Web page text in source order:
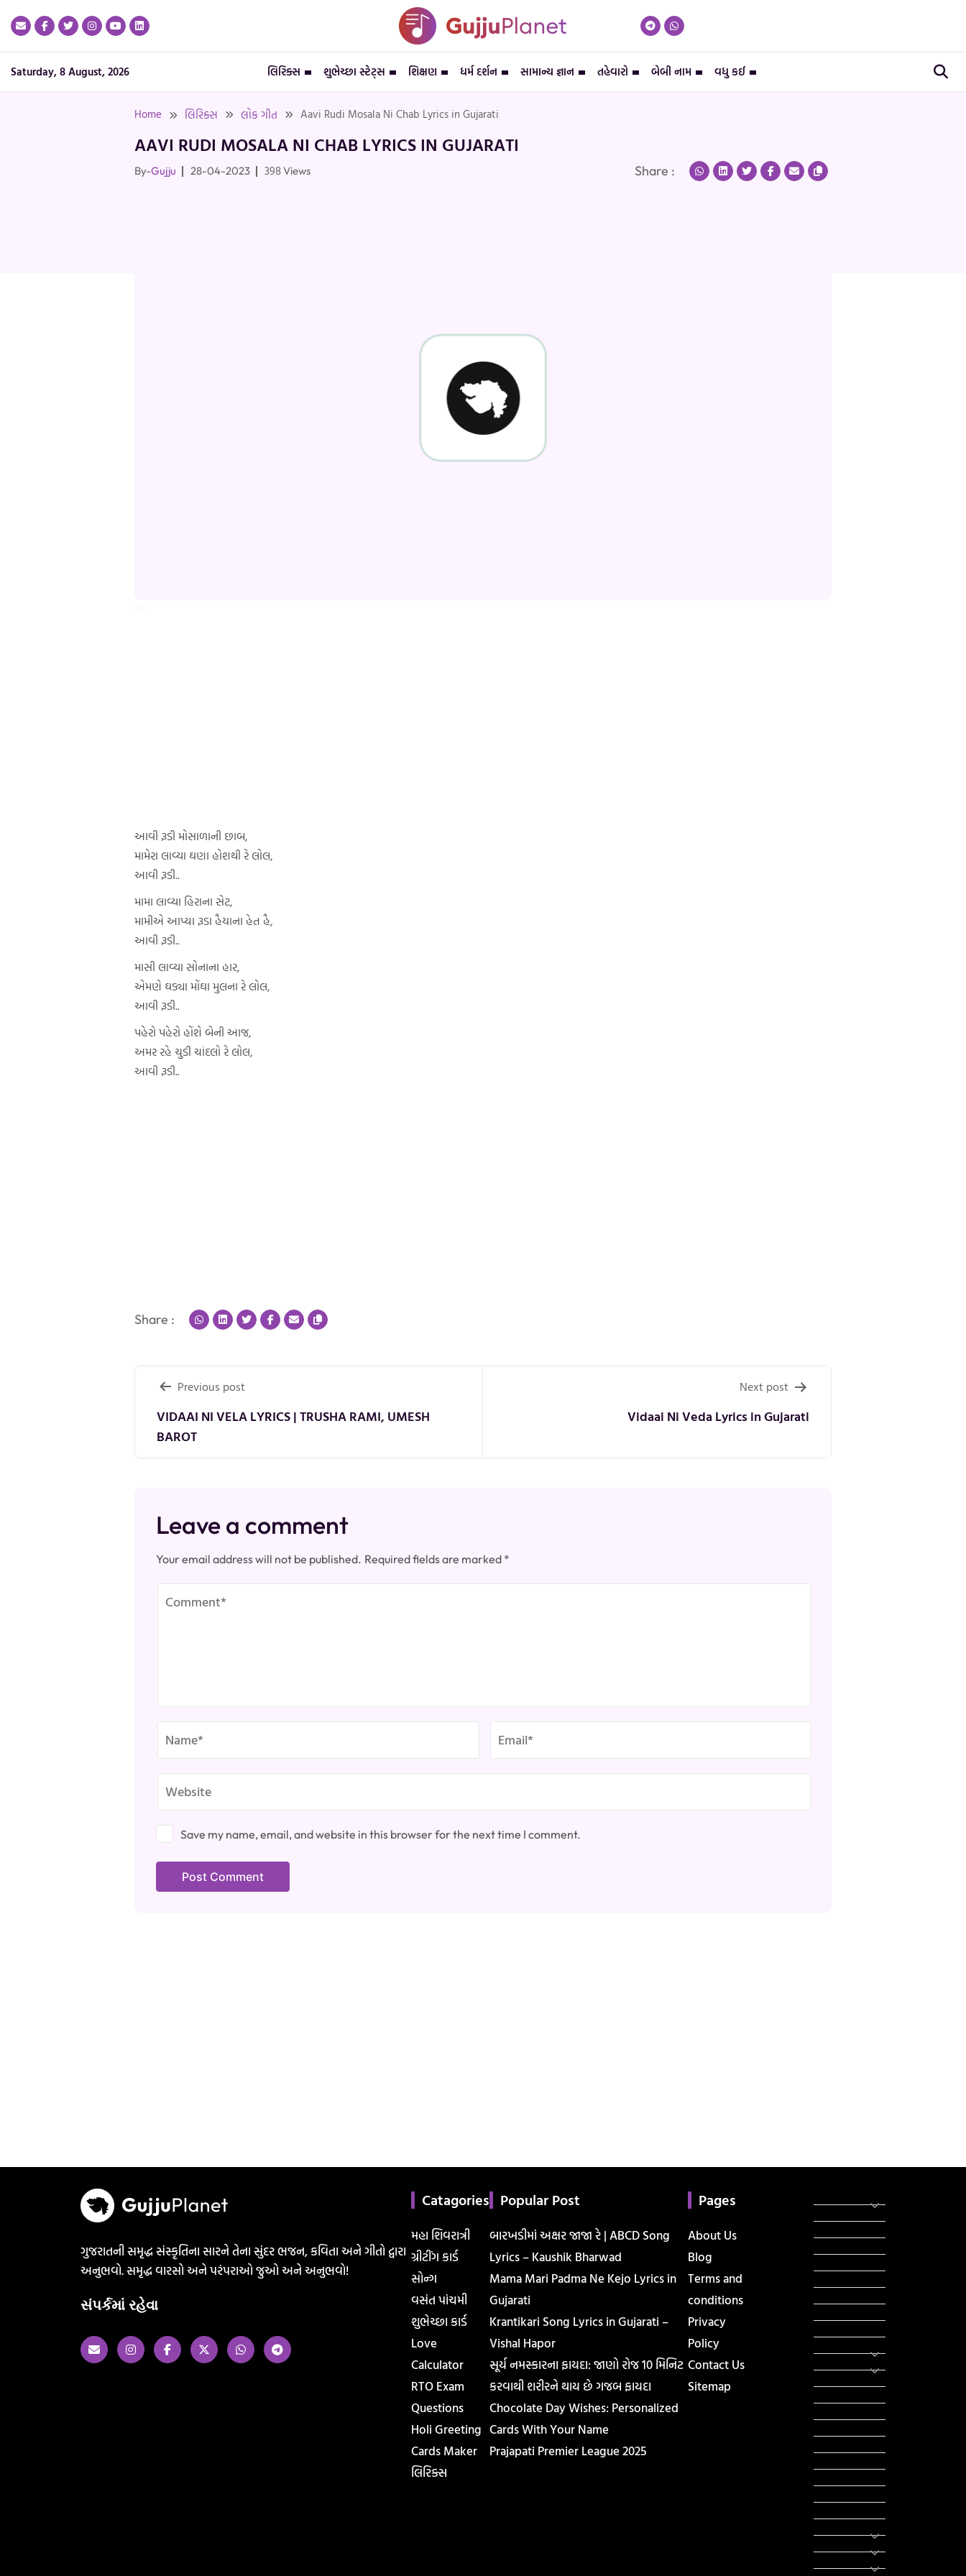
Saturday, 8 August, 2026 લિરિક્સ શુભેચ્છા સ્ટેટ્સ શિક્ષણ ધર્મ દર્શન સામાન્ય જ્ઞાન તહેવારો બેબી નામ વધુ કઈ
Home લિરિક્સ લોક ગીત Aavi Rudi Mosala Ni Chab Lyrics in Gujarati
AAVI RUDI MOSALA NI CHAB LYRICS IN GUJARATI
By-Gujju 28-04-2023 398Views Share :
આવી રૂડી મોસાળાની છાબ,
મામેરા લાવ્યા ઘણા હોશથી રે લોલ,
આવી રૂડી..
મામા લાવ્યા હિરાના સેટ,
મામીએ આપ્યા રૂડા હૈયાના હેત હૈ,
આવી રૂડી..
માસી લાવ્યા સોનાના હાર,
એમણે ઘડ્યા મોંઘા મુલના રે લોલ,
આવી રૂડી..
પહેરો પહેરો હોંશે બેની આજ,
અમર રહે ચુડી ચાંદલો રે લોલ,
આવી રૂડી..
Share :
Post
navigation
Previous post
VIDAAI NI VELA LYRICS | TRUSHA RAMI, UMESH
BAROT
Next post
Vidaai Ni Veda Lyrics in Gujarati
Leave a comment
Your email address will not be published. Required fields are marked *
Save my name, email, and website in this browser for the next time I comment.
ગુજરાતની સમૃદ્ધ સંસ્કૃતિના સારને તેના સુંદર ભજન, કવિતા અને ગીતો દ્વારા
અનુભવો. સમૃદ્ધ વારસો અને પરંપરાઓ જુઓ અને અનુભવો!
સંપર્કમાં રહેવા
Catagories
મહા શિવરાત્રી
ગ્રીટીંગ કાર્ડ
સોન્ગ
વસંત પાંચમી
શુભેચ્છા કાર્ડ
Love
Calculator
RTO Exam
Questions
Holi Greeting
Cards Maker
લિરિક્સ
Popular Post
બારખડીમાં અક્ષર જાજા રે | ABCD Song
Lyrics – Kaushik Bharwad
Mama Mari Padma Ne Kejo Lyrics in
Gujarati
Krantikari Song Lyrics in Gujarati –
Vishal Hapor
સૂર્ય નમસ્કારના ફાયદા: જાણો રોજ 10 મિનિટ
કરવાથી શરીરને થાય છે ગજબ ફાયદા
Chocolate Day Wishes: Personalized
Cards With Your Name
Prajapati Premier League 2025
Pages
About Us
Blog
Terms and
conditions
Privacy
Policy
Contact Us
Sitemap